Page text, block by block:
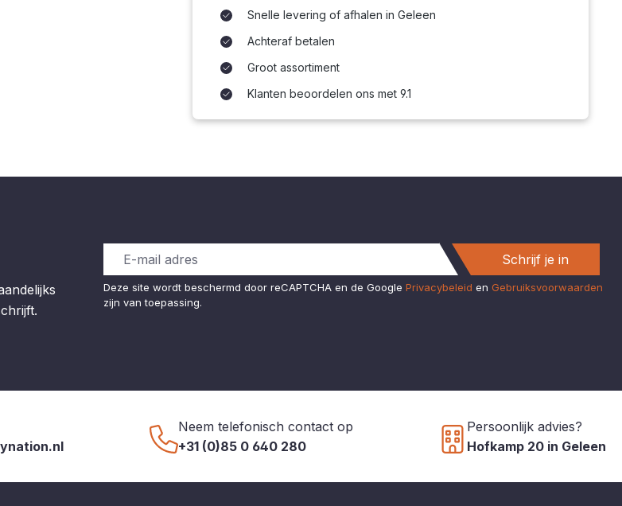
Snelle levering of afhalen in Geleen
Achteraf betalen
Groot assortiment
Klanten beoordelen ons met 9.1
Schrijf je in
Deze site wordt beschermd door reCAPTCHA en de Google Privacybeleid en Gebruiksvoorwaarden
zijn van toepassing.
Neem telefonisch contact op
+31 (0)85 0 640 280
Persoonlijk advies?
Hofkamp 20 in Geleen